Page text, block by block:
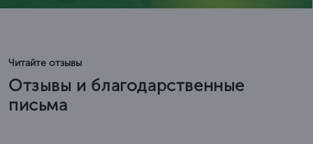
Читайте отзывы
Отзывы и благодарственные
письма